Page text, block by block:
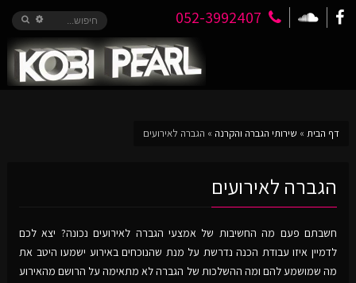
דף הבית» שירותי הגברה והקרנה » הגברה לאירועים
הגברה לאירועים
חשבתם פעם מה החשיבות של אמצעי הגברה לאירועים נכונה? יצא לכם
לדמיין איזו עבודת הכנה נדרשת על מנת שהנוכחים באירוע ישמעו היטב את
מה שמושמע להם ומה ההשלכות של הגברה לא מתאימה על הרושם מהאירוע